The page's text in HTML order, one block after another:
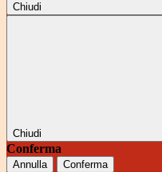
Chiudi
Chiudi
Conferma
Annulla Conferma